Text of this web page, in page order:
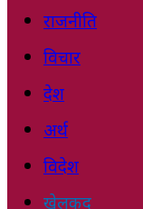
राजनीति
विचार
देश
अर्थ
विदेश
खेलकुद